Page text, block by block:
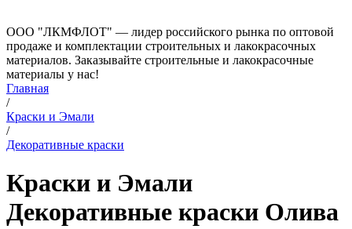
ООО "ЛКМФЛОТ" — лидер российского рынка по оптовой
продаже и комплектации строительных и лакокрасочных
материалов. Заказывайте строительные и лакокрасочные
материалы у нас!
Главная
/
Краски и Эмали
/
Декоративные краски
Краски и Эмали
Декоративные краски Олива